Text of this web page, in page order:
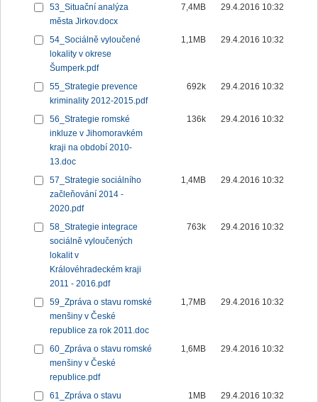
53_Situační analýza
města Jirkov.docx
7,4MB 29.4.2016 10:32
54_Sociálně vyloučené
lokality v okrese
Šumperk.pdf
1,1MB 29.4.2016 10:32
55_Strategie prevence
kriminality 2012-2015.pdf
692k 29.4.2016 10:32
56_Strategie romské
inkluze v Jihomoravkém
kraji na období 2010-
13.doc
136k 29.4.2016 10:32
57_Strategie sociálního
začleňování 2014 -
2020.pdf
1,4MB 29.4.2016 10:32
58_Strategie integrace
sociálně vyloučených
lokalit v
Královéhradeckém kraji
2011 - 2016.pdf
763k 29.4.2016 10:32
59_Zpráva o stavu romské
menšiny v České
republice za rok 2011.doc
1,7MB 29.4.2016 10:32
60_Zpráva o stavu romské
menšiny v České
republice.pdf
1,6MB 29.4.2016 10:32
61_Zpráva o stavu
1MB 29.4.2016 10:32